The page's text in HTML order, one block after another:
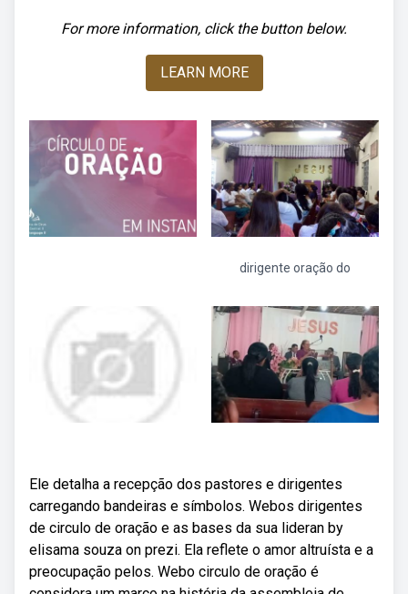
For more information, click the button below.
LEARN MORE
dirigente oração do
Ele detalha a recepção dos pastores e dirigentes
carregando bandeiras e símbolos. Webos dirigentes
de circulo de oração e as bases da sua lideran by
elisama souza on prezi. Ela reflete o amor altruísta e a
preocupação pelos. Webo circulo de oração é